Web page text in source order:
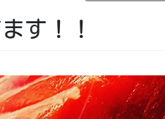
す！！